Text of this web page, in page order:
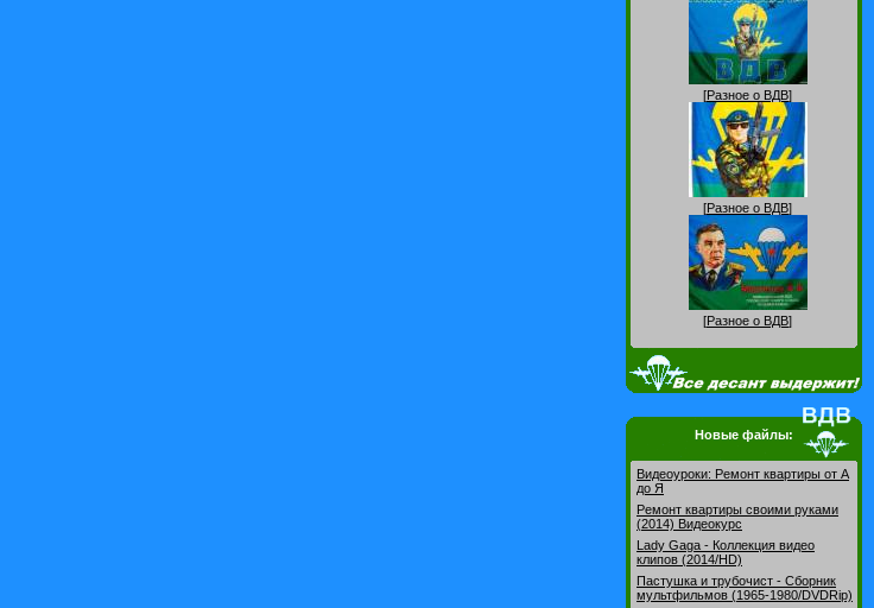
[Разное о ВДВ]
[Разное о ВДВ]
[Разное о ВДВ]
Новые файлы:
Видеоуроки: Pемонт квартиры от А
до Я
Ремонт квартиры своими руками
(2014) Видеокурс
Lady Gaga - Коллекция видео
клипов (2014/HD)
Пастушка и трубочист - Сборник
мультфильмов (1965-1980/DVDRip)